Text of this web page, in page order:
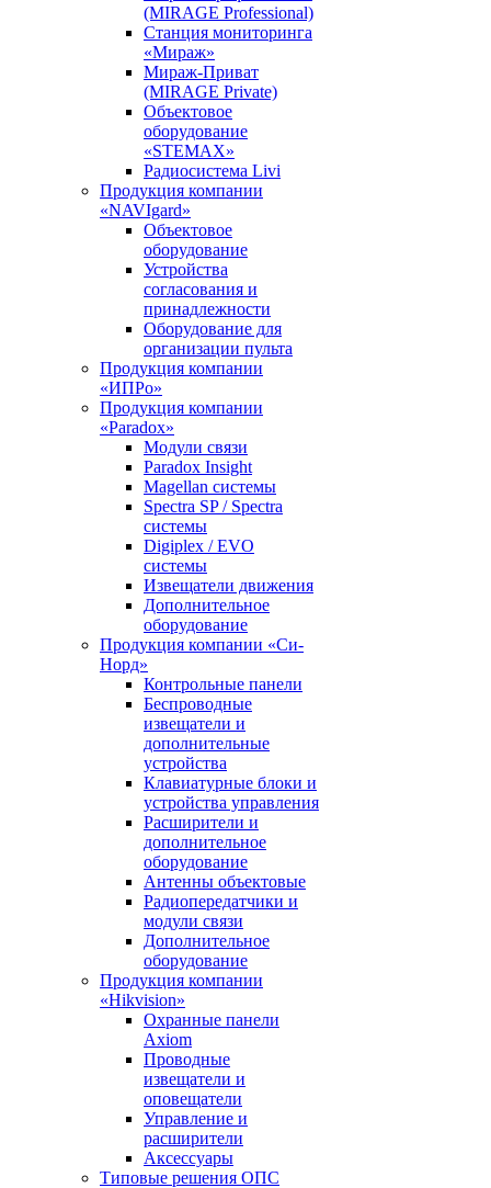
(MIRAGE Professional)
Станция мониторинга
«Мираж»
Мираж-Приват
(MIRAGE Private)
Объектовое
оборудование
«STEMAX»
Радиосистема Livi
Продукция компании
«NAVIgard»
Объектовое
оборудование
Устройства
согласования и
принадлежности
Оборудование для
организации пульта
Продукция компании
«ИПРо»
Продукция компании
«Paradox»
Модули связи
Paradox Insight
Magellan системы
Spectra SP / Spectra
системы
Digiplex / EVO
системы
Извещатели движения
Дополнительное
оборудование
Продукция компании «Си-
Норд»
Контрольные панели
Беспроводные
извещатели и
дополнительные
устройства
Клавиатурные блоки и
устройства управления
Расширители и
дополнительное
оборудование
Антенны объектовые
Радиопередатчики и
модули связи
Дополнительное
оборудование
Продукция компании
«Hikvision»
Охранные панели
Axiom
Проводные
извещатели и
оповещатели
Управление и
расширители
Аксессуары
Типовые решения ОПС